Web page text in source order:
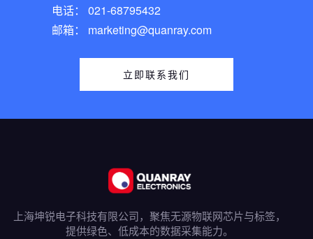
电话： 021-68795432
邮箱： marketing@quanray.com
立即联系我们
上海坤锐电子科技有限公司，聚焦无源物联网芯片与标签，
提供绿色、低成本的数据采集能力。